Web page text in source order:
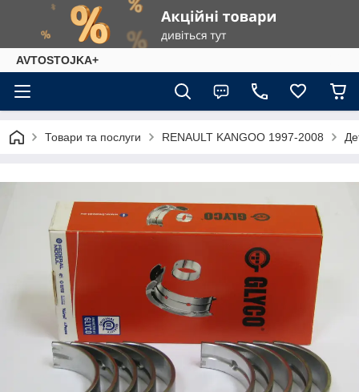
AVTOSTOJKA+
Товари та послуги RENAULT KANGOO 1997-2008